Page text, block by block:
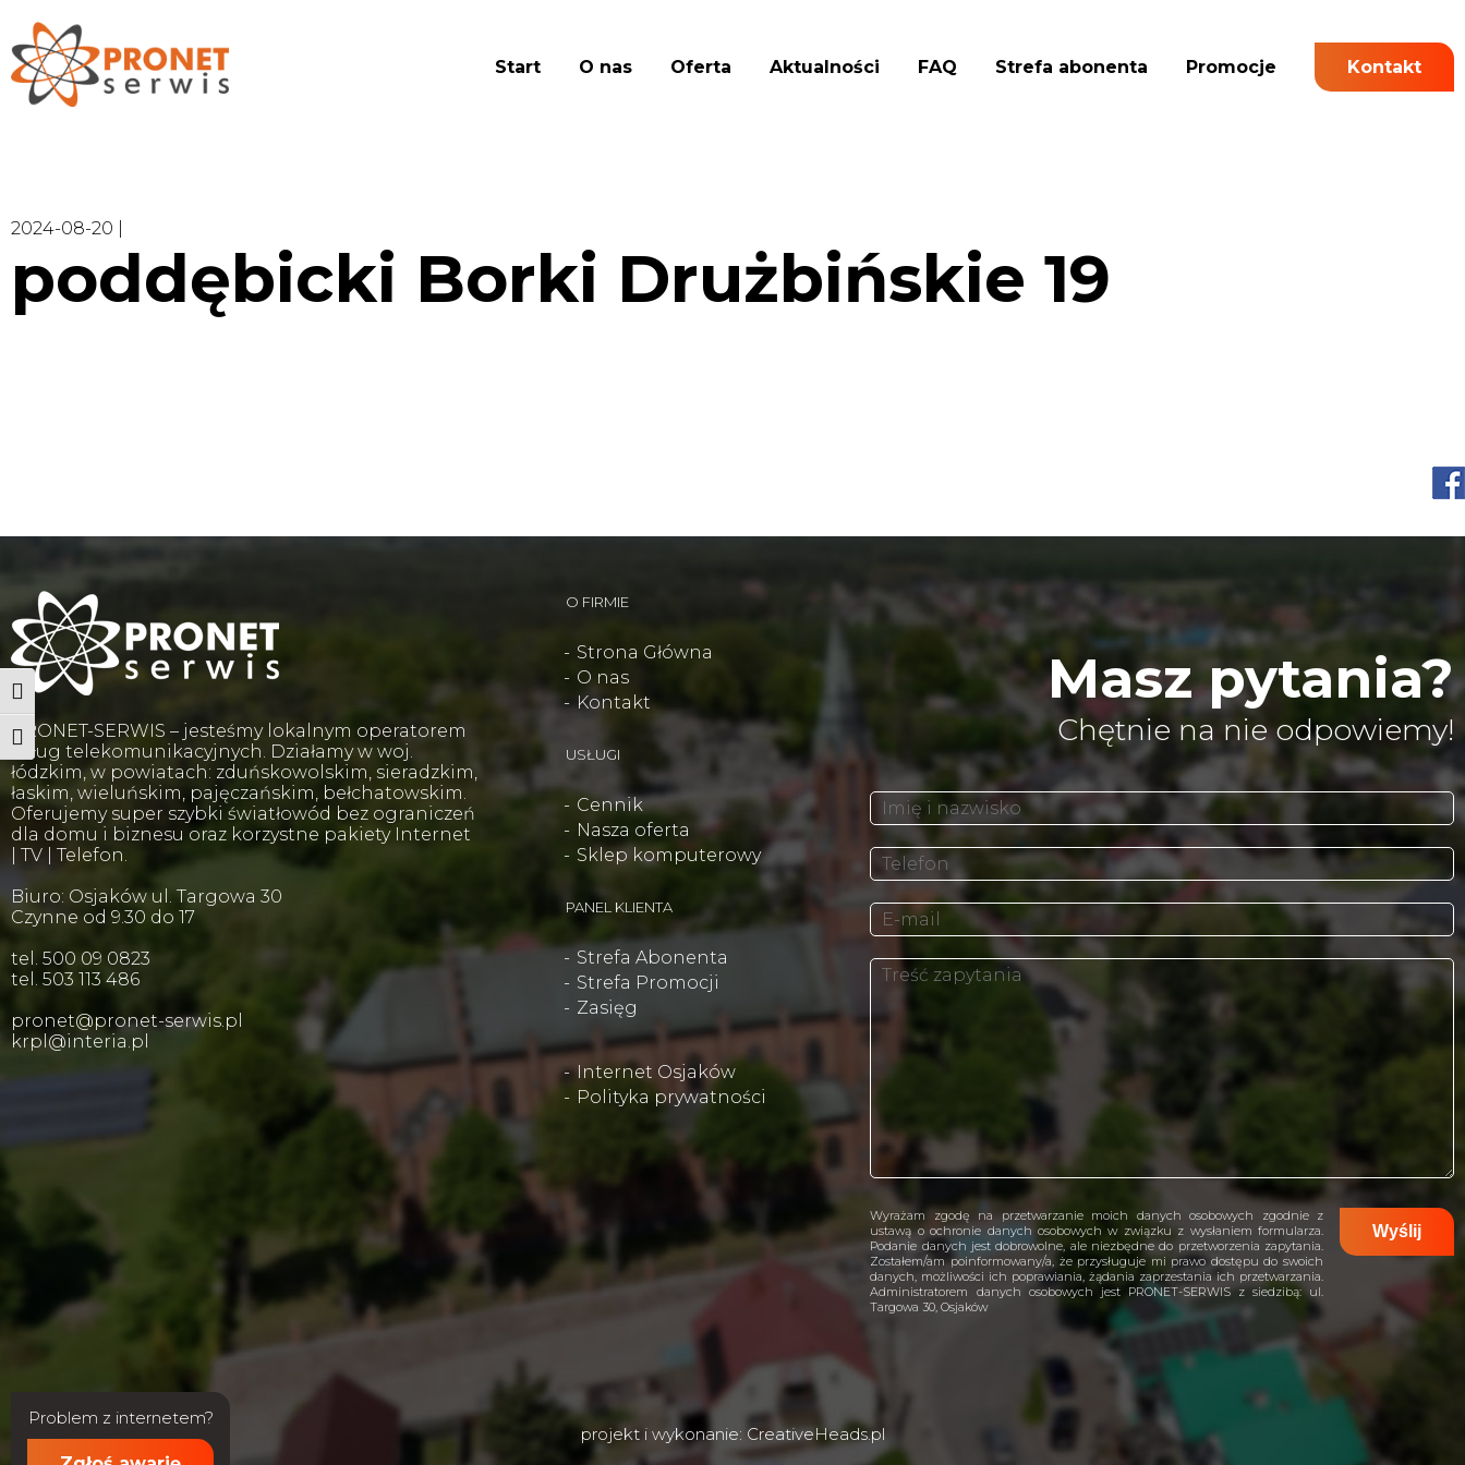
Wysoki kontrast
Powiększ tekst
Start O nas Oferta Aktualności FAQ Strefa abonenta Promocje Kontakt
Problem z internetem?
2024-08-20 |
poddębicki Borki Drużbińskie 19
PRONET-SERWIS – jesteśmy lokalnym operatorem
usług telekomunikacyjnych. Działamy w woj.
łódzkim, w powiatach: zduńskowolskim, sieradzkim,
łaskim, wieluńskim, pajęczańskim, bełchatowskim.
Oferujemy super szybki światłowód bez ograniczeń
dla domu i biznesu oraz korzystne pakiety Internet
| TV | Telefon.
Biuro: Osjaków ul. Targowa 30
Czynne od 9.30 do 17
tel. 500 09 0823
tel. 503 113 486
pronet@pronet-serwis.pl
krpl@interia.pl
O FIRMIE
Strona Główna
O nas
Kontakt
USŁUGI
Cennik
Nasza oferta
Sklep komputerowy
PANEL KLIENTA
Strefa Abonenta
Strefa Promocji
Zasięg
Internet Osjaków
Polityka prywatności
Masz pytania?
Chętnie na nie odpowiemy!
Wyrażam zgodę na przetwarzanie moich danych osobowych zgodnie z
ustawą o ochronie danych osobowych w związku z wysłaniem formularza.
Podanie danych jest dobrowolne, ale niezbędne do przetworzenia zapytania.
Zostałem/am poinformowany/a, że przysługuje mi prawo dostępu do swoich
danych, możliwości ich poprawiania, żądania zaprzestania ich przetwarzania.
Administratorem danych osobowych jest PRONET-SERWIS z siedzibą: ul.
Targowa 30, Osjaków
projekt i wykonanie: CreativeHeads.pl